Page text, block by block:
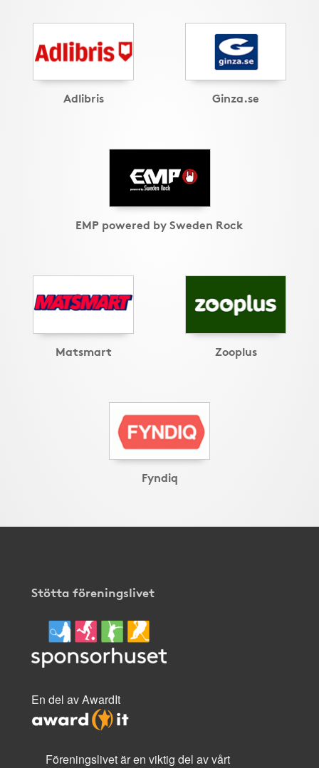
Adlibris Ginza.se
EMP powered by Sweden Rock
Matsmart Zooplus
Fyndiq
Stötta föreningslivet
En del av AwardIt
Föreningslivet är en viktig del av vårt